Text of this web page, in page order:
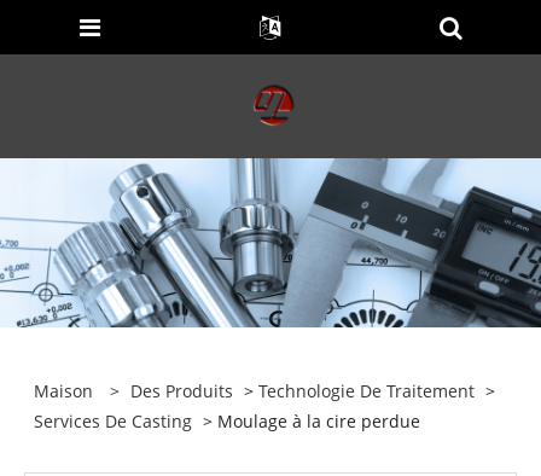
Maison > Des Produits >Technologie De Traitement >
Services De Casting > Moulage à la cire perdue